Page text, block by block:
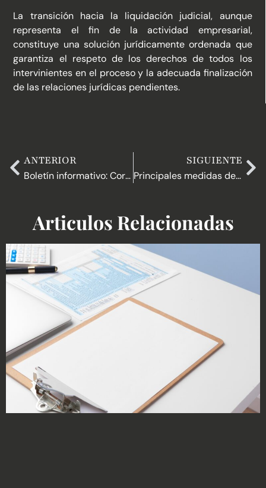
La transición hacia la liquidación judicial, aunque
representa el fin de la actividad empresarial,
constituye una solución jurídicamente ordenada que
garantiza el respeto de los derechos de todos los
intervinientes en el proceso y la adecuada finalización
de las relaciones jurídicas pendientes.
ANTERIOR
Boletín informativo: Corporate Compliance en Colombia. Generalidades y tendencias.
SIGUIENTE
Principales medidas del proyecto de reforma tributaria 2025
Articulos Relacionadas